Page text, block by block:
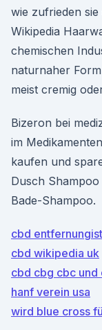
wie zufrieden
Wikipedia
chemischen
naturnaher
meist cremig
Bizeron bei
im
kaufen und
Dusch
Bade-Shampoo.
cbd
cbd wikipedia uk
cbd cbg cbc und
hanf verein usa
wird blue cross